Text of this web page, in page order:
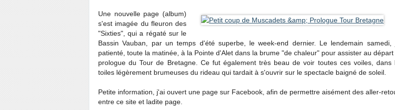
Une nouvelle page (album)
s'est imagée du fleuron des
"Sixties", qui a régaté sur le
Bassin Vauban, par un temps d'été superbe, le week-end dernier. Le lendemain samedi,
patienté, toute la matinée, à la Pointe d'Alet dans la brume "de chaleur" pour assister au départ
prologue du Tour de Bretagne. Ce fut également très beau de voir toutes ces voiles, dans
toiles légèrement brumeuses du rideau qui tardait à s'ouvrir sur le spectacle baigné de soleil.
Petite information, j'ai ouvert une page sur Facebook, afin de permettre aisément des aller-
entre ce site et ladite page.